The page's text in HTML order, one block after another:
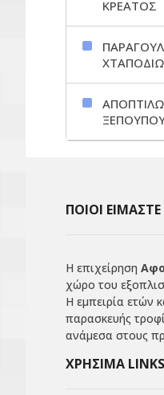
ΚΡΕΑΤΟΣ
ΠΟΙΟΙ ΕΙΜΑΣΤΕ
Η επιχείρηση
χώρο του
Η εμπειρία ετών
παρασκευής
ανάμεσα στους
ΧΡΗΣΙΜΑ LINKS